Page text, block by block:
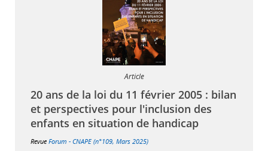
Article
20 ans de la loi du 11 février 2005 : bilan
et perspectives pour l'inclusion des
enfants en situation de handicap
Revue Forum - CNAPE (n°109, Mars 2025)